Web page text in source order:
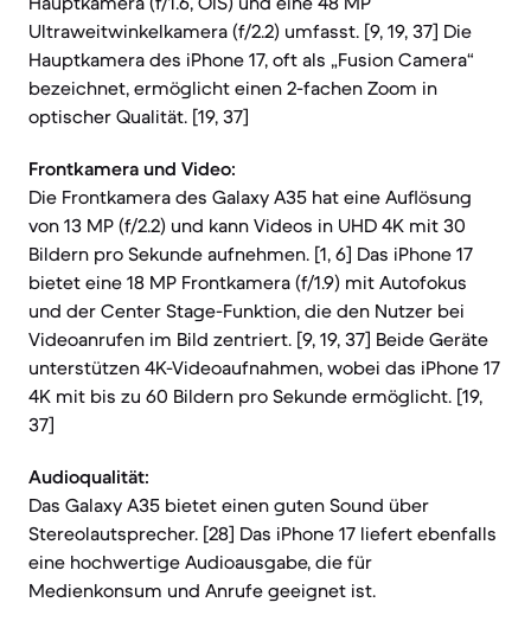
Ultraweitwinkelkamera (f/2.2) umfasst. [9, 19, 37] Die
Hauptkamera des iPhone 17, oft als „Fusion Camera“
bezeichnet, ermöglicht einen 2-fachen Zoom in
optischer Qualität. [19, 37]
Frontkamera und Video:
Die Frontkamera des Galaxy A35 hat eine Auflösung
von 13 MP (f/2.2) und kann Videos in UHD 4K mit 30
Bildern pro Sekunde aufnehmen. [1, 6] Das iPhone 17
bietet eine 18 MP Frontkamera (f/1.9) mit Autofokus
und der Center Stage-Funktion, die den Nutzer bei
Videoanrufen im Bild zentriert. [9, 19, 37] Beide Geräte
unterstützen 4K-Videoaufnahmen, wobei das iPhone 17
4K mit bis zu 60 Bildern pro Sekunde ermöglicht. [19,
37]
Audioqualität:
Das Galaxy A35 bietet einen guten Sound über
Stereolautsprecher. [28] Das iPhone 17 liefert ebenfalls
eine hochwertige Audioausgabe, die für
Medienkonsum und Anrufe geeignet ist.